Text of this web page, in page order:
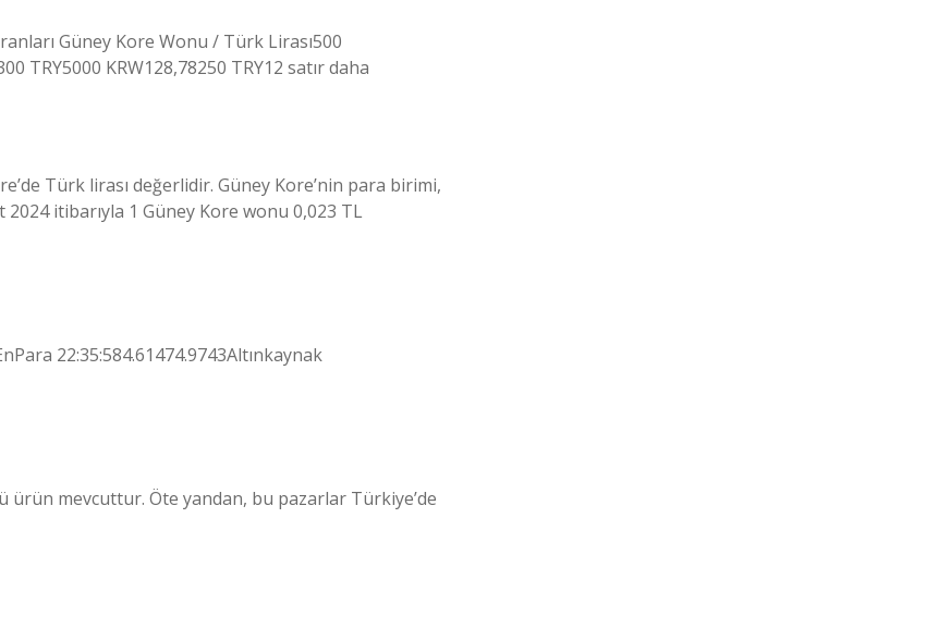
Güney Kore Wonu / Türk Lirası500
TRY5000 KRW128,78250 TRY12 satır daha
Türk lirası değerlidir. Güney Kore’nin para birimi,
itibarıyla 1 Güney Kore wonu 0,023 TL
22:35:584.61474.9743Altınkaynak
ürün mevcuttur. Öte yandan, bu pazarlar Türkiye’de